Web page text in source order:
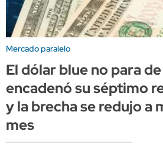
Mercado paralelo
El dólar blue no para
encadenó su séptimo
y la brecha se redujo a
mes